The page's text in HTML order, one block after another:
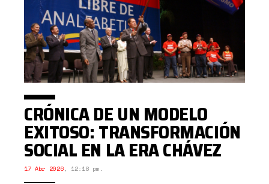
CRÓNICA DE UN MODELO
EXITOSO: TRANSFORMACIÓN
SOCIAL EN LA ERA CHÁVEZ
17 Abr 2026, 12:18 pm.